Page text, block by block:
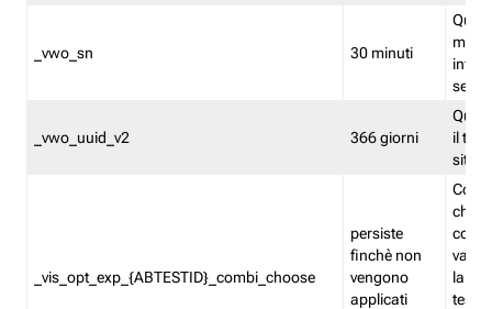
_vwo_sn 30 minuti
_vwo_uuid_v2 366 giorni
il
sito
_vis_opt_exp_{ABTESTID}_combi_choose
persiste
finchè non
vengono
applicati
che
la
test.